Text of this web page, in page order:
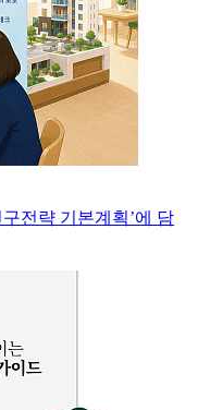
전략 기본계획’에 담